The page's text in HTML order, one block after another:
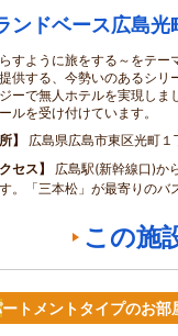
ンドベース広島光
すように旅をする～をテー
供する、今勢いのあるシリ
ーで無人ホテルを実現し
ルを受け付けています。
広島県広島市東区光町
セス
広島駅(新幹線口)か
。「三本松」が最寄りのバ
この施
ートメントタイプのお部